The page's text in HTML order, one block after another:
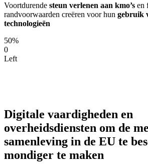
Voortdurende steun verlenen aan kmo’s en
randvoorwaarden creëren voor hun gebruik
technologieën
50%
0
Left
Digitale vaardigheden en
overheidsdiensten om de
samenleving in de EU te
mondiger te maken